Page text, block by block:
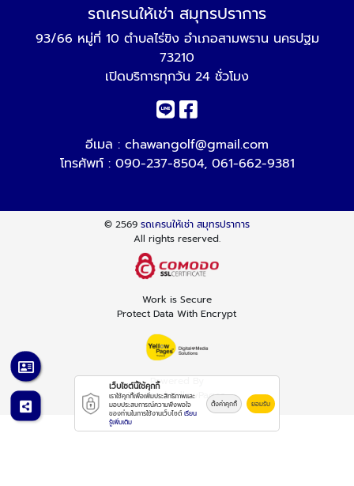
รถเครนให้เช่า สมุทรปราการ
93/66 หมู่ที่ 10 ตำบลไร่ขิง อำเภอสามพราน นครปฐม
73210
เปิดบริการทุกวัน 24 ชั่วโมง
อีเมล : chawangolf@gmail.com
โทรศัพท์ : 090-237-8504, 061-662-9381
© 2569 รถเครนให้เช่า สมุทรปราการ
All rights reserved.
Work is Secure
Protect Data With Encrypt
Powered By
Thailand YellowPages
เว็บไซต์นี้ใช้คุกกี้
เราใช้คุกกี้เพื่อเพิ่มประสิทธิภาพและ
มอบประสบการณ์ความพึงพอใจ
ของท่านในการใช้งานเว็บไซต์ เรียน
รู้เพิ่มเติม
ตั้งค่าคุกกี้ ยอมรับ